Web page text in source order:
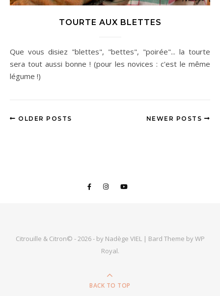
TOURTE AUX BLETTES
Que vous disiez "blettes", "bettes", "poirée"... la tourte
sera tout aussi bonne ! (pour les novices : c'est le même
légume !)
OLDER POSTS NEWER POSTS
Citrouille & Citron© - 2026 - by Nadège VIEL | Bard Theme byWP
Royal.
BACK TO TOP